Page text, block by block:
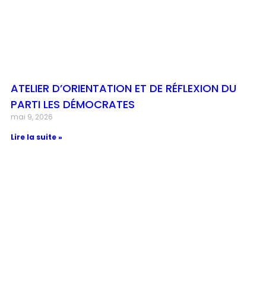
ATELIER D’ORIENTATION ET DE RÉFLEXION DU
PARTI LES DÉMOCRATES
mai 9, 2026
Lire la suite »